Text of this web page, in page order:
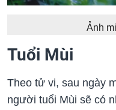
Ảnh
Tuổi Mùi
Theo tử vi, sau ngày
người tuổi Mùi sẽ có